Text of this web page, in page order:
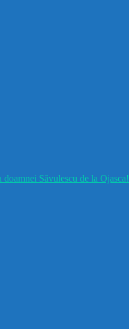
Săvulescu de la Ojasca!